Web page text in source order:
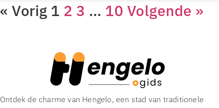
« Vorig 1 2 3 … 10 Volgende »
Ontdek de charme van Hengelo, een stad van traditionele